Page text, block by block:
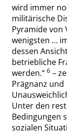
wird immer
militärische
Pyramide von
wenigsten …
dessen
betriebliche
werden.“ 6 –
Prägnanz und
Unter den
Bedingungen
sozialen